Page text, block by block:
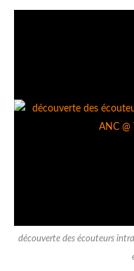
découverte des écouteurs